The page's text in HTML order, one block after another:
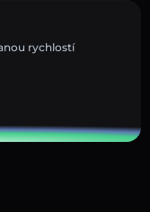
rychlostí